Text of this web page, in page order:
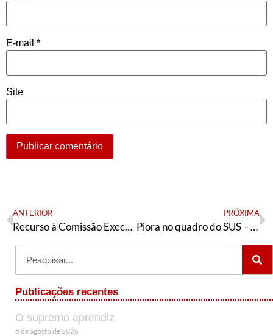
E-mail *
Site
ANTERIOR
Recurso à Comissão Executiva Nacional do PT
PRÓXIMA
Piora no quadro do SUS – entrevista com Ocke-Reis
Publicações recentes
O supremo aprendiz
5 de agosto de 2026